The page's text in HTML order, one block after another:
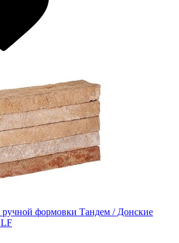
формовки Тандем / Донские